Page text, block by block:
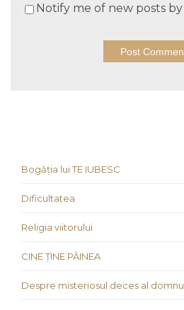
Notify me of new posts by
Bogăția lui TE IUBESC
Dificultatea
Religia viitorului
CINE ȚINE PÂINEA
Despre misteriosul deces al